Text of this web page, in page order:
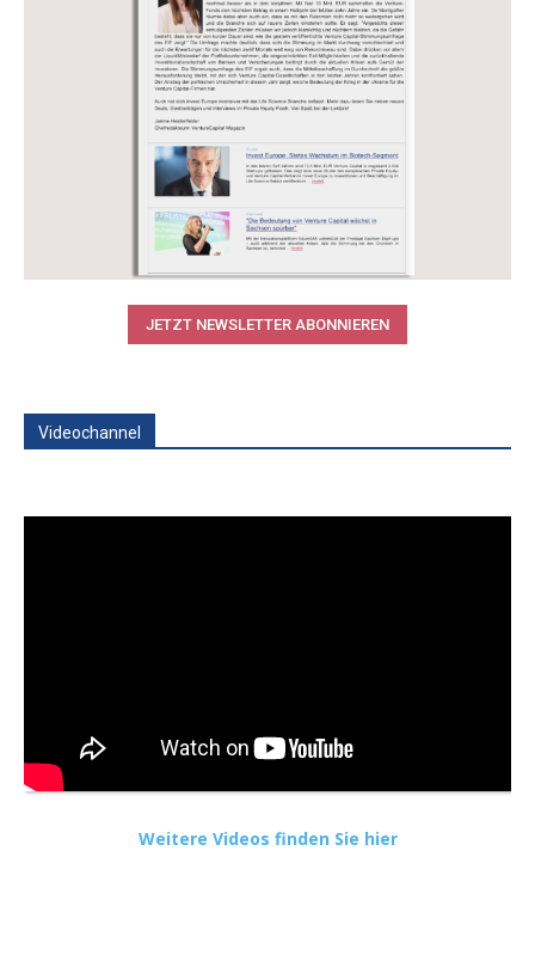
JETZT NEWSLETTER ABONNIEREN
Videochannel
Weitere Videos finden Sie hier